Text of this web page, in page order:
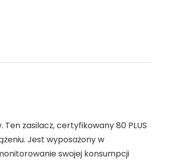
zasilacz, certyfikowany 80 PLUS
Jest wyposażony w
swojej konsumpcji